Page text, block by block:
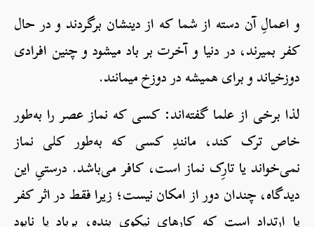
و اعمالِ آن دسته از شما که از دینشان برگردند و در حال
کفر بمیرند، در دنیا و آخرت بر باد می­شود و چنین افرادی
دوزخی­اند و برای همیشه در دوزخ می­مانند.
لذا برخی از علما گفته‌اند: کسی که نماز عصر را به‌طور
خاص ترک کند، مانندِ کسی که به‌طور کلی نماز
نمی‌خواند یا تارِک نماز است، کافر می‌باشد. درستیِ این
دیدگاه، چندان دور از امکان نیست؛ زیرا فقط در اثر کفر
یا ارتداد است که کارهای نیکوی بنده، برباد یا نابود